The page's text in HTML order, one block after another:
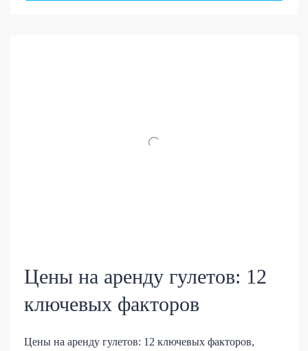
Цены на аренду гулетов: 12
ключевых факторов
Цены на аренду гулетов: 12 ключевых факторов,